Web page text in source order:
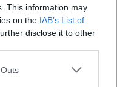
This information may
on the IAB’s List of
disclose it to other
one or more Google
egy
belefoglaltatni
egy bizonyos